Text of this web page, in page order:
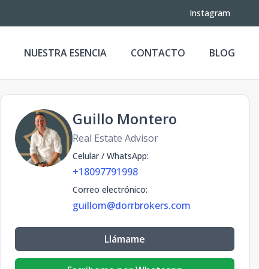
Instagram
NUESTRA ESENCIA CONTACTO BLOG
Guillo Montero
Real Estate Advisor
Celular / WhatsApp:
+18097791998
Correo electrónico:
guillom@dorrbrokers.com
Llámame